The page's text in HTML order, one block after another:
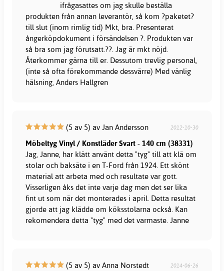
ifrågasattes om jag skulle beställa
produkten från annan leverantör, så kom ?paketet?
till slut (inom rimlig tid) Mkt, bra. Presenterat
ångerköpdokument i försändelsen ?. Produkten var
så bra som jag förutsatt.??. Jag är mkt nöjd.
Återkommer gärna till er. Dessutom trevlig personal,
(inte så ofta förekommande dessvärre) Med vänlig
hälsning, Anders Hallgren
(5 av 5) av Jan Andersson 2012-10-30
Möbeltyg Vinyl / Konstläder Svart - 140 cm (38331)
Jag, Janne, har klätt använt detta "tyg" till att klä om
stolar och baksäte i en T-Ford från 1924. Ett skönt
material att arbeta med och resultate var gott.
Visserligen åks det inte varje dag men det ser lika
fint ut som när det monterades i april. Detta resultat
gjorde att jag klädde om köksstolarna också. Kan
rekomendera detta "tyg" med det varmaste. Janne
(5 av 5) av Anna Norstedt 2014-06-26